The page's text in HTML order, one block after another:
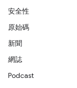
安全性
原始碼
新聞
網誌
Podcast